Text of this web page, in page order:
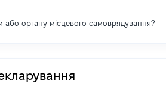
органу місцевого самоврядування?